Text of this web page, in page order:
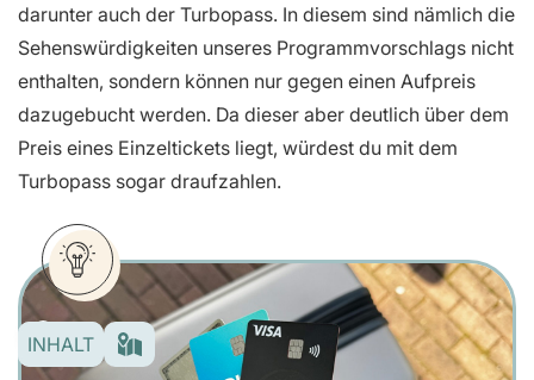
darunter auch der Turbopass. In diesem sind nämlich die
Sehenswürdigkeiten unseres Programmvorschlags nicht
enthalten, sondern können nur gegen einen Aufpreis
dazugebucht werden. Da dieser aber deutlich über dem
Preis eines Einzeltickets liegt, würdest du mit dem
Turbopass sogar draufzahlen.
INHALT